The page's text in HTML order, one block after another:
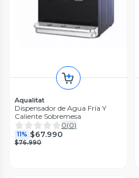
Aqualitat
Dispensador de Agua Fría Y
Caliente Sobremesa
0(0)
11% $67.990
$76.990